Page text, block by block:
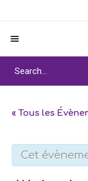
« Tous les
Cet